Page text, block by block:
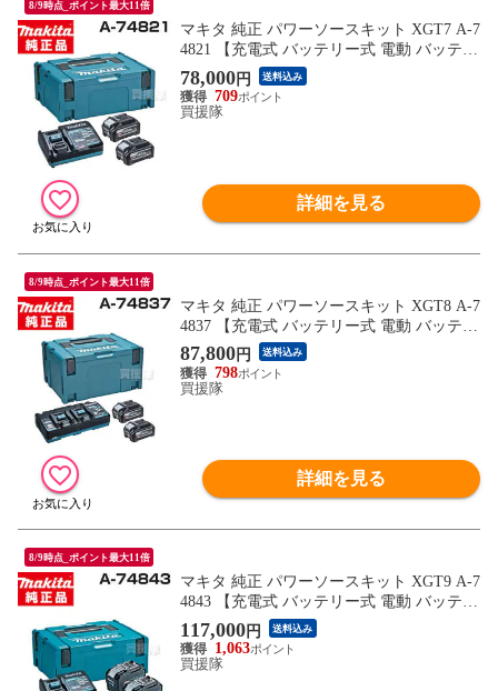
8/9時点_ポイント最大11倍
マキタ 純正 パワーソースキット XGT7 A-7
4821 【充電式 バッテリー式 電動 バッテリ
ー 交換品 オプション 替え 工具 diy チャー
ヂャー チャージャー makita 正規品 マキタ
純正 充電器 日本仕様 マキタ正規取扱店】
78,000円 送料込み
709
買援隊
詳細を見る
8/9時点_ポイント最大11倍
マキタ 純正 パワーソースキット XGT8 A-7
4837 【充電式 バッテリー式 電動 バッテリ
ー 交換品 オプション 替え 工具 diy チャー
ヂャー チャージャー makita 正規品 マキタ
純正 充電器 日本仕様 マキタ正規取扱店】
87,800円 送料込み
798
買援隊
詳細を見る
8/9時点_ポイント最大11倍
マキタ 純正 パワーソースキット XGT9 A-7
4843 【充電式 バッテリー式 電動 バッテリ
ー 交換品 オプション 替え 工具 diy チャー
ヂャー チャージャー makita 正規品 マキタ
純正 充電器 日本仕様 マキタ正規取扱店】
117,000円 送料込み
1,063
買援隊